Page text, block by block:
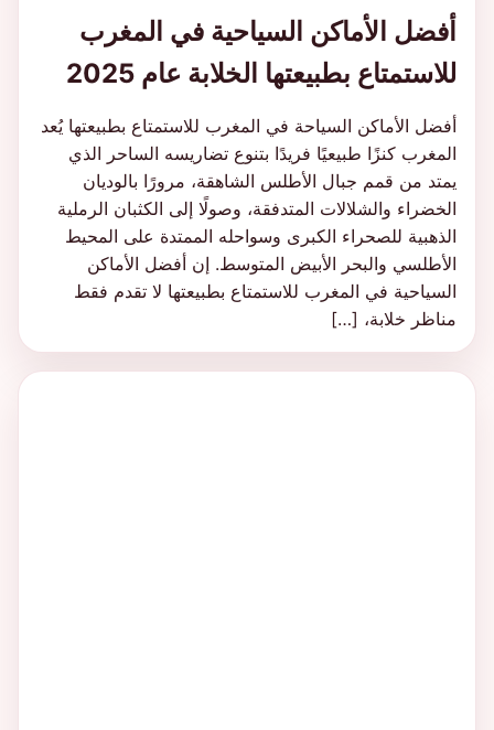
أفضل الأماكن السياحية في المغرب
للاستمتاع بطبيعتها الخلابة عام 2025
أفضل الأماكن السياحة في المغرب للاستمتاع بطبيعتها يُعد
المغرب كنزًا طبيعيًا فريدًا بتنوع تضاريسه الساحر الذي
يمتد من قمم جبال الأطلس الشاهقة، مرورًا بالوديان
الخضراء والشلالات المتدفقة، وصولًا إلى الكثبان الرملية
الذهبية للصحراء الكبرى وسواحله الممتدة على المحيط
الأطلسي والبحر الأبيض المتوسط. إن أفضل الأماكن
السياحية في المغرب للاستمتاع بطبيعتها لا تقدم فقط
مناظر خلابة، […]